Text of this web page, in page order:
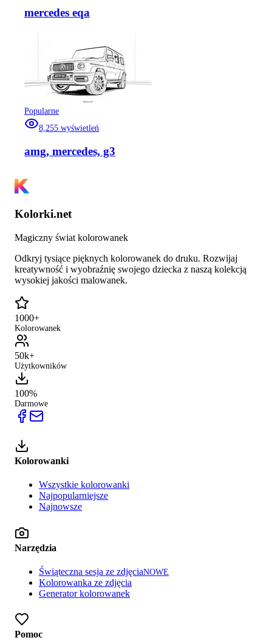
mercedes eqa
Popularne
8,255 wyświetleń
amg, mercedes, g3
Kolorki.net
Magiczny świat kolorowanek
Odkryj tysiące pięknych kolorowanek do druku. Rozwijaj
kreatywność i wyobraźnię swojego dziecka z naszą kolekcją
wysokiej jakości malowanek.
1000+
Kolorowanek
50k+
Użytkowników
100%
Darmowe
Kolorowanki
Wszystkie kolorowanki
Najpopularniejsze
Najnowsze
Narzędzia
Świąteczna sesja ze zdjęciaNOWE
Kolorowanka ze zdjęcia
Generator kolorowanek
Pomoc